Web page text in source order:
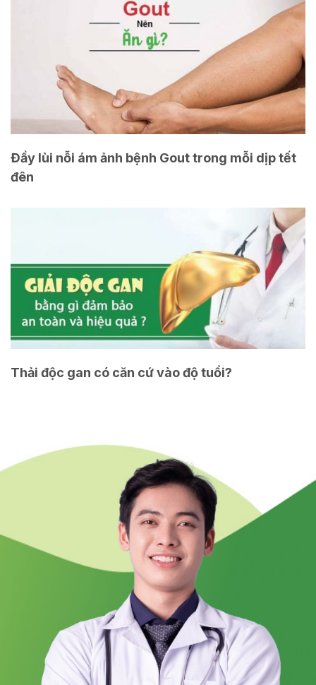
Đầy lùi nỗi ám ảnh bệnh Gout trong mỗi dịp tết
đên
Thải độc gan có căn cứ vào độ tuổi?